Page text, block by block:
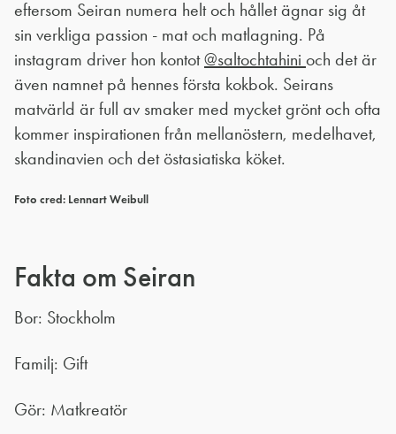
eftersom Seiran numera helt och hållet ägnar sig åt
sin verkliga passion - mat och matlagning. På
instagram driver hon kontot@saltochtahini och det är
även namnet på hennes första kokbok. Seirans
matvärld är full av smaker med mycket grönt och ofta
kommer inspirationen från mellanöstern, medelhavet,
skandinavien och det östasiatiska köket.
Foto cred: Lennart Weibull
Fakta om Seiran
Bor: Stockholm
Familj: Gift
Gör: Matkreatör